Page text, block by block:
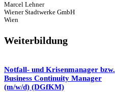
Marcel Lehner
Wiener Stadtwerke GmbH
Wien
Weiterbildung
Notfall- und Krisenmanager bzw.
Business Continuity Manager
(m/w/d) (DGfKM)